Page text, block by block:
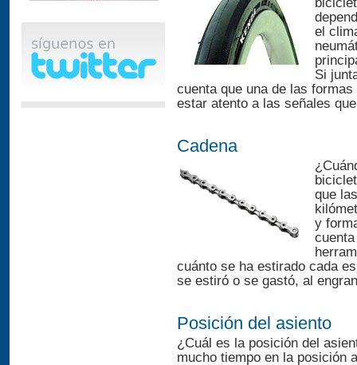
el
Si
cuenta que una de las
estar atento a las señales
Cadena
que
y
cuánto se ha estirado cada
se estiró o se gastó, al
Posición del asiento
¿Cuál es la posición del
mucho tiempo en la posición